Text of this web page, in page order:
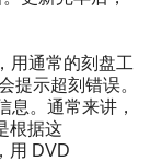
用通常的刻盘工
提示超刻错误。
息。通常来讲，
根据这
用 DVD